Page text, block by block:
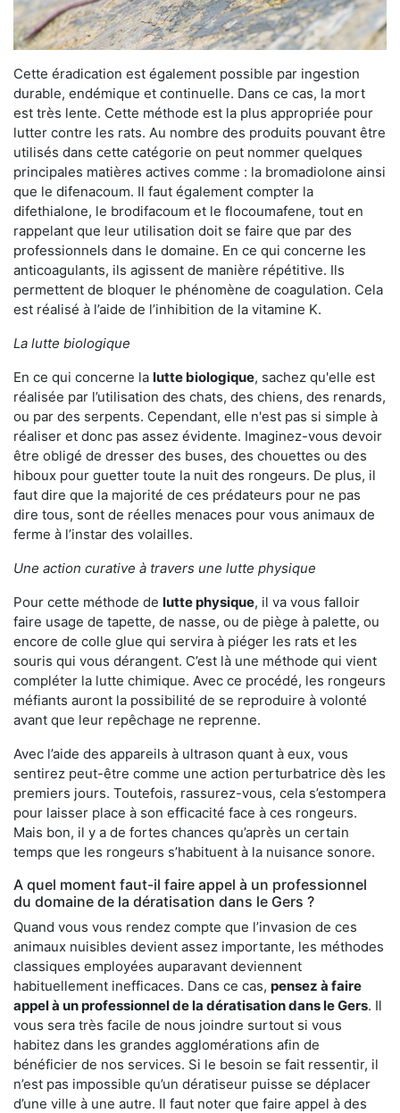
Cette éradication est également possible par ingestion
durable, endémique et continuelle. Dans ce cas, la mort
est très lente. Cette méthode est la plus appropriée pour
lutter contre les rats. Au nombre des produits pouvant être
utilisés dans cette catégorie on peut nommer quelques
principales matières actives comme : la bromadiolone ainsi
que le difenacoum. Il faut également compter la
difethialone, le brodifacoum et le flocoumafene, tout en
rappelant que leur utilisation doit se faire que par des
professionnels dans le domaine. En ce qui concerne les
anticoagulants, ils agissent de manière répétitive. Ils
permettent de bloquer le phénomène de coagulation. Cela
est réalisé à l’aide de l’inhibition de la vitamine K.
La lutte biologique
En ce qui concerne la lutte biologique, sachez qu'elle est
réalisée par l’utilisation des chats, des chiens, des renards,
ou par des serpents. Cependant, elle n'est pas si simple à
réaliser et donc pas assez évidente. Imaginez-vous devoir
être obligé de dresser des buses, des chouettes ou des
hiboux pour guetter toute la nuit des rongeurs. De plus, il
faut dire que la majorité de ces prédateurs pour ne pas
dire tous, sont de réelles menaces pour vous animaux de
ferme à l’instar des volailles.
Une action curative à travers une lutte physique
Pour cette méthode de lutte physique, il va vous falloir
faire usage de tapette, de nasse, ou de piège à palette, ou
encore de colle glue qui servira à piéger les rats et les
souris qui vous dérangent. C’est là une méthode qui vient
compléter la lutte chimique. Avec ce procédé, les rongeurs
méfiants auront la possibilité de se reproduire à volonté
avant que leur repêchage ne reprenne.
Avec l’aide des appareils à ultrason quant à eux, vous
sentirez peut-être comme une action perturbatrice dès les
premiers jours. Toutefois, rassurez-vous, cela s’estompera
pour laisser place à son efficacité face à ces rongeurs.
Mais bon, il y a de fortes chances qu’après un certain
temps que les rongeurs s’habituent à la nuisance sonore.
A quel moment faut-il faire appel à un professionnel
du domaine de la dératisation dans le Gers ?
Quand vous vous rendez compte que l’invasion de ces
animaux nuisibles devient assez importante, les méthodes
classiques employées auparavant deviennent
habituellement inefficaces. Dans ce cas, pensez à faire
appel à un professionnel de la dératisation dans le Gers. Il
vous sera très facile de nous joindre surtout si vous
habitez dans les grandes agglomérations afin de
bénéficier de nos services. Si le besoin se fait ressentir, il
n’est pas impossible qu’un dératiseur puisse se déplacer
d’une ville à une autre. Il faut noter que faire appel à des